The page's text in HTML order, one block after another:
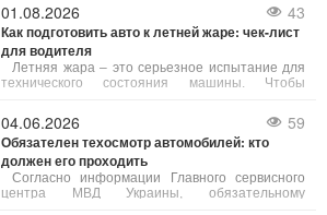
01.08.2026 43
Как подготовить авто к летней жаре: чек-лист
для водителя
Летняя жара – это серьезное испытание для
технического состояния машины. Чтобы
04.06.2026 59
Обязателен техосмотр автомобилей: кто
должен его проходить
Согласно информации Главного сервисного
центра МВД Украины, обязательному